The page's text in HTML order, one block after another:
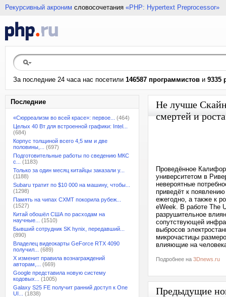
Рекурсивный акроним словосочетания «PHP: Hypertext Preprocessor»
За последние 24 часа нас посетили 146587 программистов и 9335
Последние
«Сюрреализм во всей красе»: первое...
(464)
Целых 40 Вт для встроенной графики: Intel...
(684)
Корпус толщиной всего 4,5 мм и две
половины,...
(697)
Подготовительные работы по сведению МКС
с...
(1183)
Только за один месяц китайцы заказали у...
(1188)
Subaru тратит по $10 000 на машину, чтобы...
(1298)
Память на чипах CXMT покорила рубеж...
(1527)
Китай обошёл США по расходам на
научные...
(1510)
Бывший сотрудник SK hynix, передавший...
(890)
Владелец видеокарты GeForce RTX 4090
получил...
(689)
X изменит правила вознаграждений
авторам,...
(669)
Google представила новую систему
кодовых...
(1005)
Galaxy S25 FE получит ранний доступ к One
UI...
(1838)
Не лучше
смертей и
Проведённое
университетом в
невероятные
приведёт к
ежегодно, а также к
eWeek. В работе The
разрушительное
сопутствующей
выбросов
микрочастицы
влияющие на
Подробнее на 3Dnews.ru
Предыдущие